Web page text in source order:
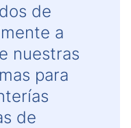
de
a
nuestras
para
de